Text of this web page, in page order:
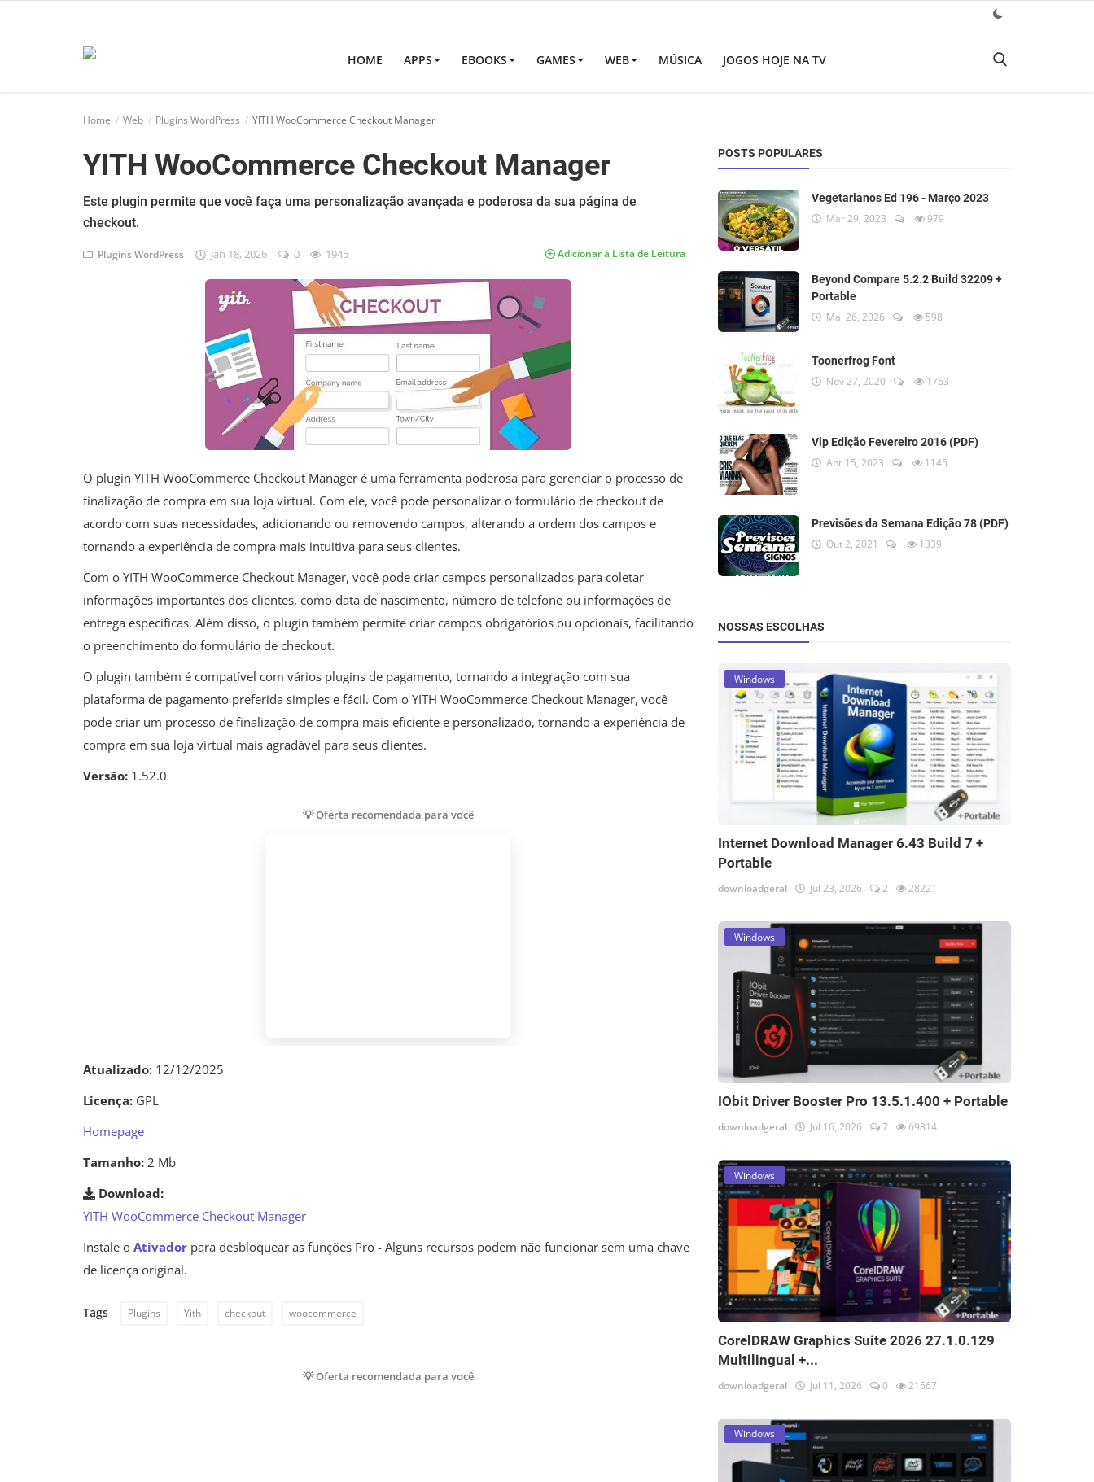
HOME APPS EBOOKS GAMES WEB MÚSICA JOGOS HOJE NA TV
Home Web Plugins WordPress YITH WooCommerce Checkout Manager
YITH WooCommerce Checkout Manager
Este plugin permite que você faça uma personalização avançada e poderosa da sua página de
checkout.
Plugins WordPress Jan 18, 2026 0 1945 Adicionar à Lista de Leitura
O plugin YITH WooCommerce Checkout Manager é uma ferramenta poderosa para gerenciar o processo de
finalização de compra em sua loja virtual. Com ele, você pode personalizar o formulário de checkout de
acordo com suas necessidades, adicionando ou removendo campos, alterando a ordem dos campos e
tornando a experiência de compra mais intuitiva para seus clientes.
Com o YITH WooCommerce Checkout Manager, você pode criar campos personalizados para coletar
informações importantes dos clientes, como data de nascimento, número de telefone ou informações de
entrega específicas. Além disso, o plugin também permite criar campos obrigatórios ou opcionais, facilitando
o preenchimento do formulário de checkout.
O plugin também é compatível com vários plugins de pagamento, tornando a integração com sua
plataforma de pagamento preferida simples e fácil. Com o YITH WooCommerce Checkout Manager, você
pode criar um processo de finalização de compra mais eficiente e personalizado, tornando a experiência de
compra em sua loja virtual mais agradável para seus clientes.
Versão: 1.52.0
💡 Oferta recomendada para você
Atualizado: 12/12/2025
Licença: GPL
Homepage
Tamanho: 2 Mb
Download:
YITH WooCommerce Checkout Manager
Instale o Ativador para desbloquear as funções Pro - Alguns recursos podem não funcionar sem uma chave
de licença original.
Tags Plugins Yith checkout woocommerce
💡 Oferta recomendada para você
POSTS POPULARES
Vegetarianos Ed 196 - Março 2023
Mar 29, 2023 979
Beyond Compare 5.2.2 Build 32209 +
Portable
Mai 26, 2026 598
Toonerfrog Font
Nov 27, 2020 1763
Vip Edição Fevereiro 2016 (PDF)
Abr 15, 2023 1145
Previsões da Semana Edição 78 (PDF)
Out 2, 2021 1339
NOSSAS ESCOLHAS
Windows
Internet Download Manager 6.43 Build 7 +
Portable
downloadgeral Jul 23, 2026 2 28221
Windows
IObit Driver Booster Pro 13.5.1.400 + Portable
downloadgeral Jul 16, 2026 7 69814
Windows
CorelDRAW Graphics Suite 2026 27.1.0.129
Multilingual +...
downloadgeral Jul 11, 2026 0 21567
Windows